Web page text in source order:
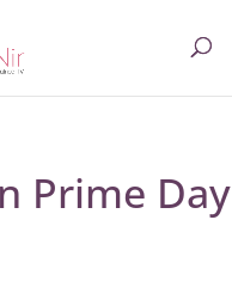
Prime Day